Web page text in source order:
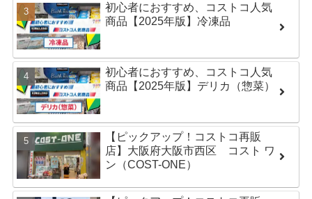
初心者におすすめ、コストコ人気
商品【2025年版】冷凍品
初心者におすすめ、コストコ人気
商品【2025年版】デリカ（惣菜）
【ピックアップ！コストコ再販
店】大阪府大阪市西区 コスト ワ
ン（COST-ONE）